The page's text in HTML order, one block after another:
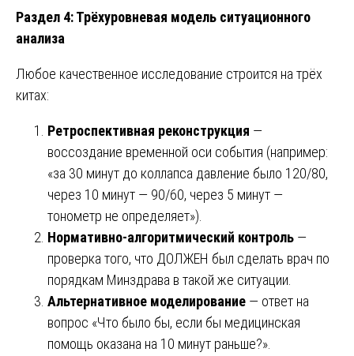
Раздел 4: Трёхуровневая модель ситуационного
анализа
Любое качественное исследование строится на трёх
китах:
Ретроспективная реконструкция —
воссоздание временной оси события (например:
«за 30 минут до коллапса давление было 120/80,
через 10 минут — 90/60, через 5 минут —
тонометр не определяет»).
Нормативно-алгоритмический контроль —
проверка того, что ДОЛЖЕН был сделать врач по
порядкам Минздрава в такой же ситуации.
Альтернативное моделирование — ответ на
вопрос «Что было бы, если бы медицинская
помощь оказана на 10 минут раньше?».